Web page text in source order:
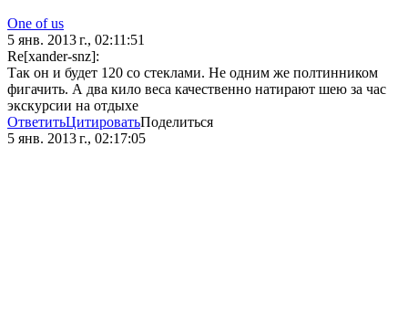
One of us
5 янв. 2013 г., 02:11:51
Re[xander-snz]:
Так он и будет 120 со стеклами. Не одним же полтинником
фигачить. А два кило веса качественно натирают шею за час
экскурсии на отдыхе
ОтветитьЦитироватьПоделиться
5 янв. 2013 г., 02:17:05